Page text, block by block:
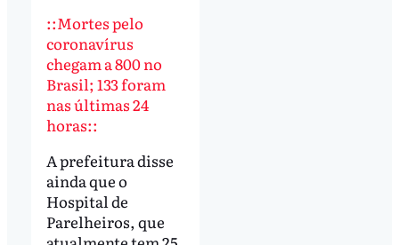
::Mortes pelo
coronavírus
chegam a 800 no
Brasil; 133 foram
nas últimas 24
horas::
A prefeitura disse
ainda que o
Hospital de
Parelheiros, que